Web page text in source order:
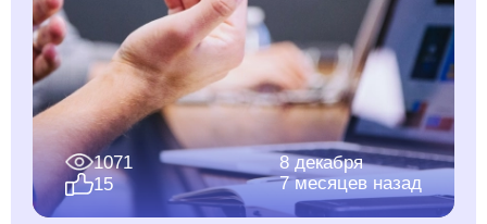
1071
15
8 декабря
7 месяцев назад